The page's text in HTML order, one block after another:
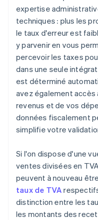
expertise
techniques : plus les
le taux d'erreur est
y parvenir en vous
percevoir les taxes
dans une seule
est déterminé
avez également
revenus et de vos
données fiscalement
simplifie votre
Si l'on dispose d'une
ventes divisées en
peuvent à nouveau
taux de TVA
distinction entre les
les montants des